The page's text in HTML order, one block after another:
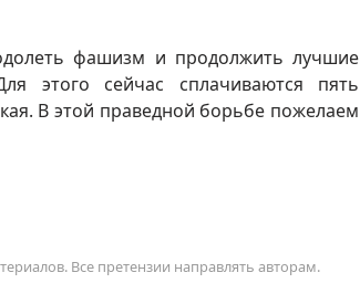
фашизм и продолжить лучшие
этого сейчас сплачиваются пять
В этой праведной борьбе пожелаем
Все претензии направлять авторам.